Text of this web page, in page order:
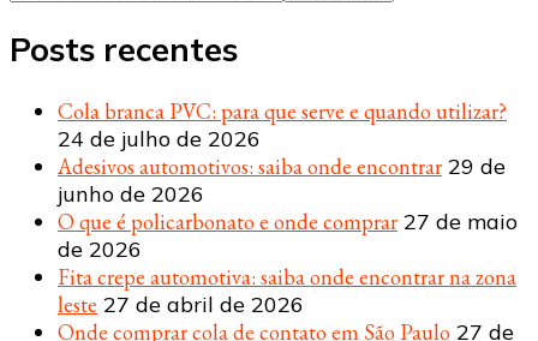
Posts recentes
Cola branca PVC: para que serve e quando utilizar?
24 de julho de 2026
Adesivos automotivos: saiba onde encontrar 29 de
junho de 2026
O que é policarbonato e onde comprar 27 de maio
de 2026
Fita crepe automotiva: saiba onde encontrar na zona
leste 27 de abril de 2026
Onde comprar cola de contato em São Paulo 27 de